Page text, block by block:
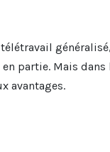
partie. Mais
avantages.